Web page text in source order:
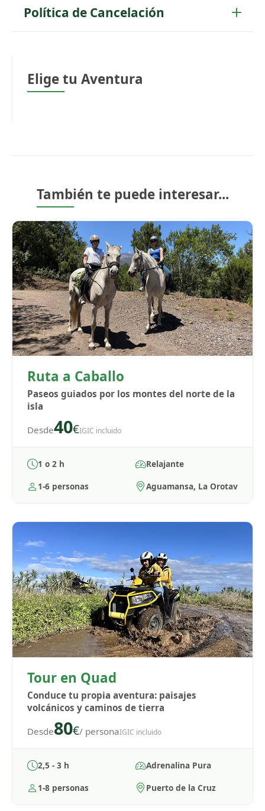
Política de Cancelación
Elige tu Aventura
También te puede interesar...
Ruta a Caballo
Paseos guiados por los montes del norte de la
isla
Desde40€IGIC incluido
1 o 2 h
Relajante
1-6 personas
Aguamansa, La Orotava
Tour en Quad
Conduce tu propia aventura: paisajes
volcánicos y caminos de tierra
Desde80€/ personaIGIC incluido
2,5 - 3 h
Adrenalina Pura
1-8 personas
Puerto de la Cruz